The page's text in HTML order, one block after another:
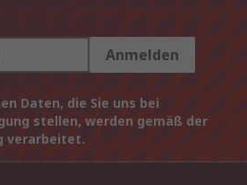
Anmelden
Daten, die Sie uns bei
stellen, werden gemäß der
verarbeitet.